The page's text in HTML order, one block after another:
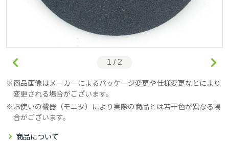
1 / 2
商品画像はメーカーによるパッケージ変更や仕様変更などにより
変更される場合がございます。
お使いの機器（モニタ）により実際の商品とは若干色が異なる場
合がございます。
商品について